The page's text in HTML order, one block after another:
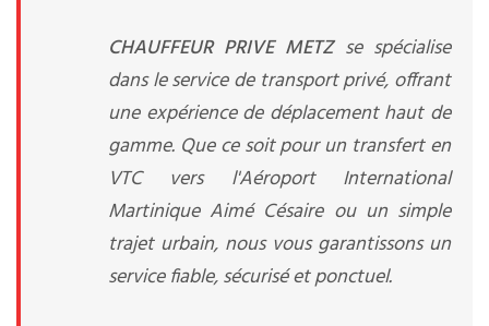
CHAUFFEUR PRIVE METZ se spécialise
dans le service de transport privé, offrant
une expérience de déplacement haut de
gamme. Que ce soit pour un transfert en
VTC vers l'Aéroport International
Martinique Aimé Césaire ou un simple
trajet urbain, nous vous garantissons un
service fiable, sécurisé et ponctuel.